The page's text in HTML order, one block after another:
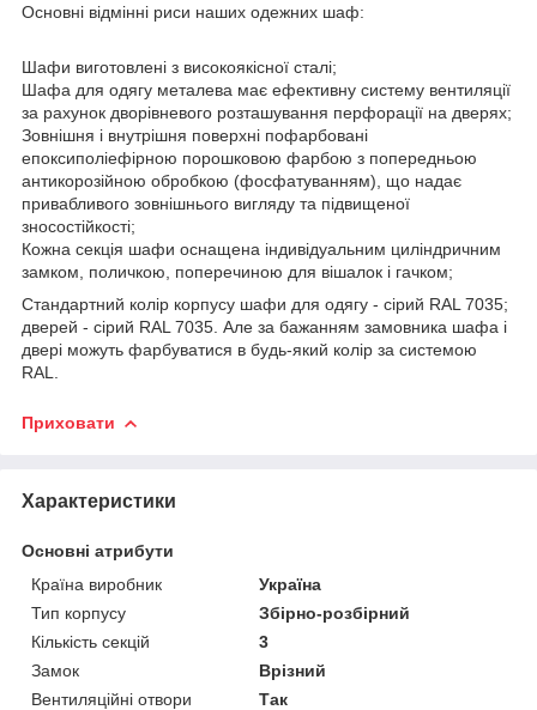
Основні відмінні риси наших одежних шаф:
Шафи виготовлені з високоякісної сталі;
Шафа для одягу металева має ефективну систему вентиляції
за рахунок дворівневого розташування перфорації на дверях;
Зовнішня і внутрішня поверхні пофарбовані
епоксиполіефірною порошковою фарбою з попередньою
антикорозійною обробкою (фосфатуванням), що надає
привабливого зовнішнього вигляду та підвищеної
зносостійкості;
Кожна секція шафи оснащена індивідуальним циліндричним
замком, поличкою, поперечиною для вішалок і гачком;
Стандартний колір корпусу шафи для одягу - сірий RAL 7035;
дверей - сірий RAL 7035. Але за бажанням замовника шафа і
двері можуть фарбуватися в будь-який колір за системою
RAL.
Приховати
Характеристики
Основні атрибути
Країна виробник
Україна
Тип корпусу
Збірно-розбірний
Кількість секцій
3
Замок
Врізний
Вентиляційні отвори
Так